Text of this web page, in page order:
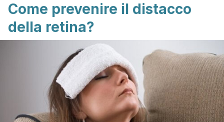
Come prevenire il distacco
della retina?